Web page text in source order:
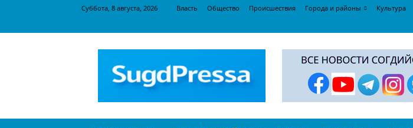
Суббота, 8 августа, 2026 Власть Общество Происшествия Города и районы Культура